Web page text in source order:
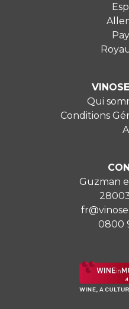
Qui
Conditions
Guzman
0800